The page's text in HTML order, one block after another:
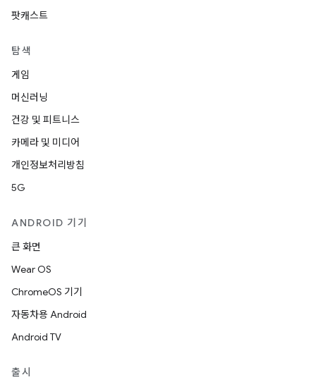
팟캐스트
탐색
게임
머신러닝
건강 및 피트니스
카메라 및 미디어
개인정보처리방침
5G
ANDROID 기기
큰 화면
Wear OS
ChromeOS 기기
자동차용 Android
Android TV
출시